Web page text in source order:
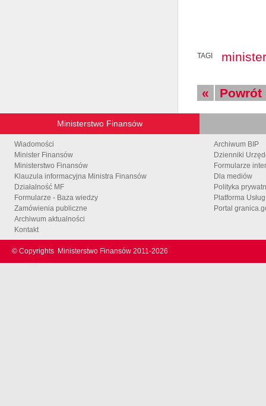
TAGI
« Powrót
Ministerstwo Finansów
Wiadomości
Minister Finansów
Ministerstwo Finansów
Klauzula informacyjna Ministra Finansów
Działalność MF
Formularze - Baza wiedzy
Zamówienia publiczne
Archiwum aktualności
Kontakt
Archiwum BIP
Dzienniki
Formularze
Dla mediów
Polityka
Platforma
Portal
© Copyrights Ministerstwo Finansów 2011-2026